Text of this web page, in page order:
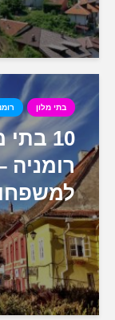
בתי מלון
10
רומניה